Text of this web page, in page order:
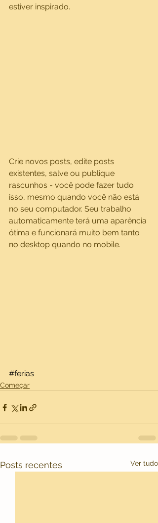
estiver inspirado.
Crie novos posts, edite posts
existentes, salve ou publique
rascunhos - você pode fazer tudo
isso, mesmo quando você não está
no seu computador. Seu trabalho
automaticamente terá uma aparência
ótima e funcionará muito bem tanto
no desktop quando no mobile.
#ferias
Começar
Posts recentes Ver tudo